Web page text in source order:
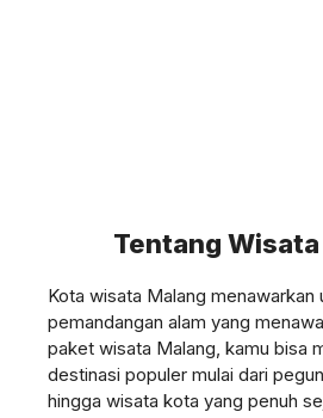
Tentang
Kota wisata Malang menawarkan
pemandangan alam yang
paket wisata Malang, kamu bisa
destinasi populer mulai dari
hingga wisata kota yang penuh